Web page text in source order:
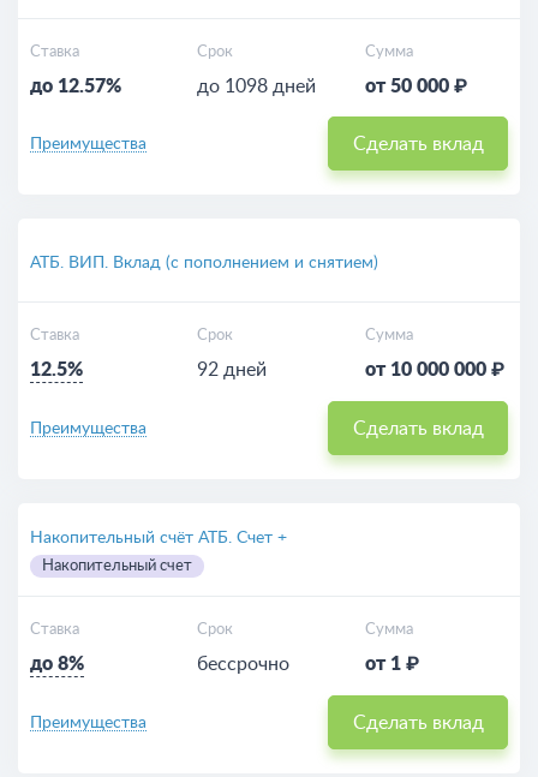
Ставка
до 12.57%
Срок
до 1098 дней
Сумма
от 50 000 ₽
Преимущества Сделать вклад
АТБ. ВИП. Вклад (с пополнением и снятием)
Ставка
12.5%
Срок
92 дней
Сумма
от 10 000 000 ₽
Преимущества Сделать вклад
Накопительный счёт АТБ. Счет +
Накопительный счет
Ставка
до 8%
Срок
бессрочно
Сумма
от 1 ₽
Преимущества Сделать вклад